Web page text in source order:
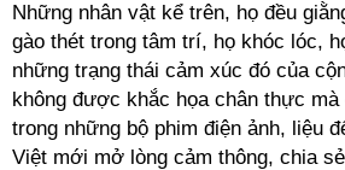
Những nhân vật kể trên, họ đều
gào thét trong tâm trí, họ khóc lóc,
những trạng thái cảm xúc đó của
không được khắc họa chân thực mà
trong những bộ phim điện ảnh, liệu
Việt mới mở lòng cảm thông, chia